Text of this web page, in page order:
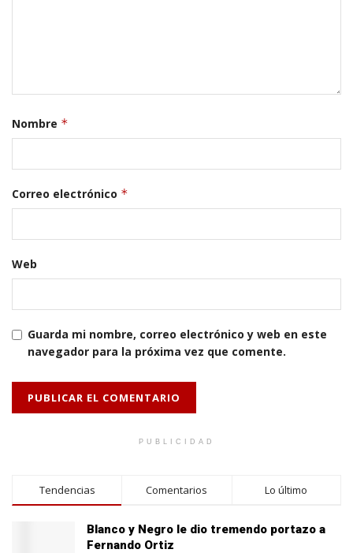
Nombre *
Correo electrónico *
Web
Guarda mi nombre, correo electrónico y web en este
navegador para la próxima vez que comente.
PUBLICIDAD
Tendencias Comentarios Lo último
Blanco y Negro le dio tremendo portazo a
Fernando Ortiz